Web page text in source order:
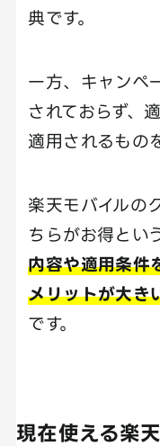
典です。
一方、キャンペ
されておらず、
適用されるもの
楽天モバイルの
ちらがお得とい
内容や適用条件
メリットが大き
です。
現在使える楽